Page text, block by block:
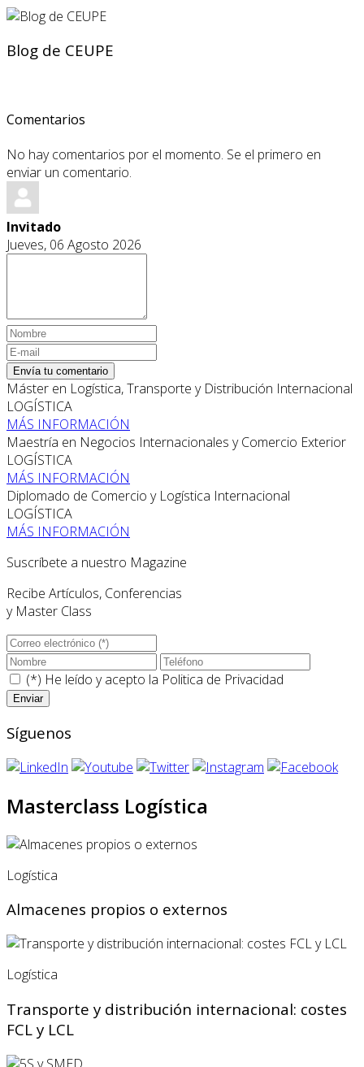
Blog de CEUPE
Comentarios
No hay comentarios por el momento. Se el primero en
enviar un comentario.
Invitado
Jueves, 06 Agosto 2026
Envía tu comentario
Máster en Logística, Transporte y Distribución Internacional
LOGÍSTICA
MÁS INFORMACIÓN
Maestría en Negocios Internacionales y Comercio Exterior
LOGÍSTICA
MÁS INFORMACIÓN
Diplomado de Comercio y Logística Internacional
LOGÍSTICA
MÁS INFORMACIÓN
Suscríbete a nuestro Magazine
Recibe Artículos, Conferencias
y Master Class
(*) He leído y acepto la Politica de Privacidad
Síguenos
Masterclass Logística
Logística
Almacenes propios o externos
Logística
Transporte y distribución internacional: costes
FCL y LCL